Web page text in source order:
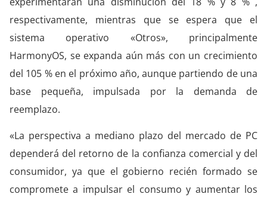
respectivamente, mientras que se espera que el
sistema operativo «Otros», principalmente
HarmonyOS, se expanda aún más con un crecimiento
del 105 % en el próximo año, aunque partiendo de una
base pequeña, impulsada por la demanda de
reemplazo.
«La perspectiva a mediano plazo del mercado de PC
dependerá del retorno de la confianza comercial y del
consumidor, ya que el gobierno recién formado se
compromete a impulsar el consumo y aumentar los